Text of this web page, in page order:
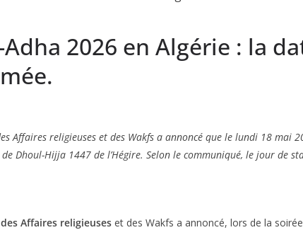
2026 en Algérie : la
Affaires religieuses et des Wakfs a annoncé que le lundi 18 mai
Dhoul-Hijja 1447 de l’Hégire. Selon le communiqué, le jour de
Affaires religieuses et des Wakfs a annoncé, lors de la